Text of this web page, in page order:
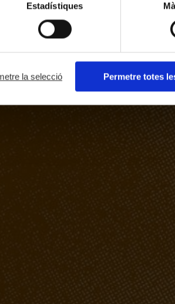
Estadístiques
la selecció Permetre totes